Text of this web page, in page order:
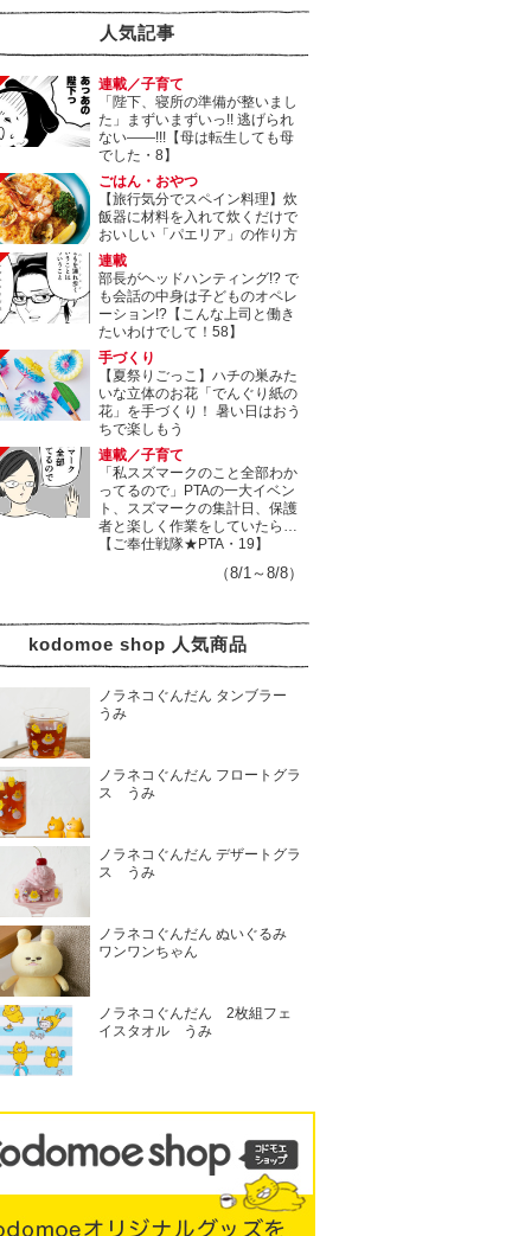
人気記事
連載／子育て
「陛下、寝所の準備が整いまし
た」まずいまずいっ!! 逃げられ
ない――!!!【母は転生しても母
でした・8】
ごはん・おやつ
【旅行気分でスペイン料理】炊
飯器に材料を入れて炊くだけで
おいしい「パエリア」の作り方
連載
部長がヘッドハンティング!? で
も会話の中身は子どものオペレ
ーション!?【こんな上司と働き
たいわけでして！58】
手づくり
【夏祭りごっこ】ハチの巣みた
いな立体のお花「でんぐり紙の
花」を手づくり！ 暑い日はおう
ちで楽しもう
連載／子育て
「私スズマークのこと全部わか
ってるので」PTAの一大イベン
ト、スズマークの集計日、保護
者と楽しく作業をしていたら…
【ご奉仕戦隊★PTA・19】
（8/1～8/8）
kodomoe shop 人気商品
ノラネコぐんだん タンブラー
うみ
ノラネコぐんだん フロートグラ
ス うみ
ノラネコぐんだん デザートグラ
ス うみ
ノラネコぐんだん ぬいぐるみ
ワンワンちゃん
ノラネコぐんだん 2枚組フェ
イスタオル うみ